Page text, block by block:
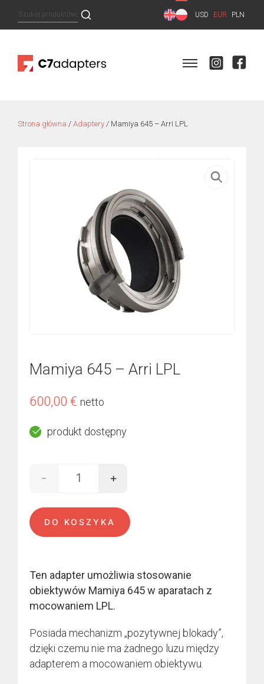
Szukaj: USD EUR PLN
Strona główna / Adaptery / Mamiya 645 – Arri LPL
Mamiya 645 – Arri LPL
600,00 € netto
produkt dostępny
ilość Mamiya 645 - Arri LPL
- +
DO KOSZYKA
Ten adapter umożliwia stosowanie
obiektywów Mamiya 645 w aparatach z
mocowaniem LPL.
Posiada mechanizm „pozytywnej blokady”,
dzięki czemu nie ma żadnego luzu między
adapterem a mocowaniem obiektywu.